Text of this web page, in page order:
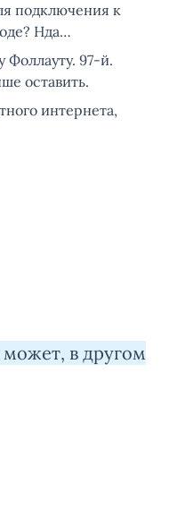
подключения к
Нда…
Фоллауту. 97-й.
оставить.
интернета,
может, в другом